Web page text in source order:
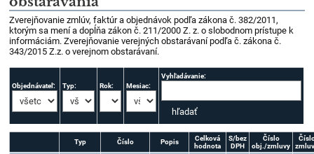
faktúry
Zverejňovanie zmlúv, faktúr a objednávok podľa zákona č. 382/2011,
ktorým sa mení a dopĺňa zákon č. 211/2000 Z. z. o slobodnom prístupe k
informáciám. Zverejňovanie verejných obstarávaní podľa č. zákona č.
343/2015 Z.z. o verejnom obstarávaní.
Objednávateľ: Typ: Rok: Mesiac:
Vyhľadávanie:
Typ Číslo Popis
Celková
hodnota
S/bez
DPH
Číslo
obj./zmluvy